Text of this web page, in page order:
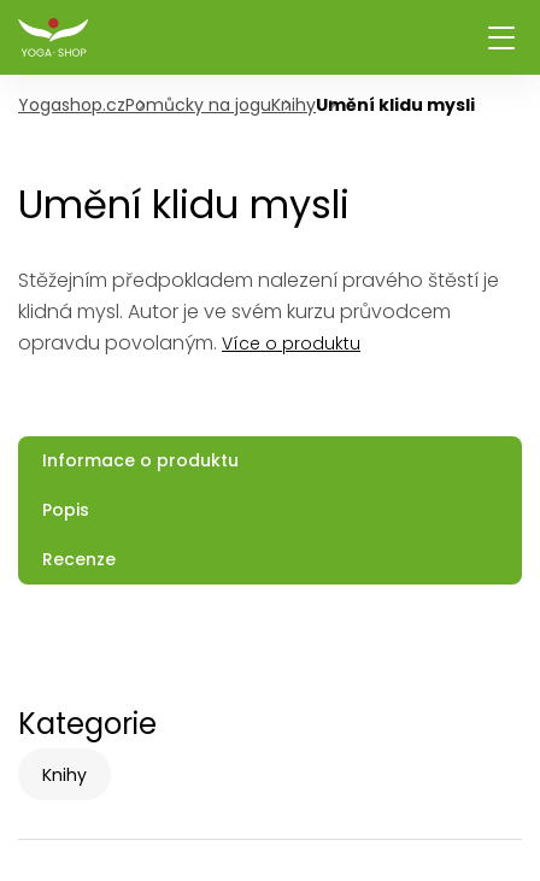
Yogashop.czPomůcky na joguKnihyUmění klidu mysli
Umění klidu mysli
Stěžejním předpokladem nalezení pravého štěstí je
klidná mysl. Autor je ve svém kurzu průvodcem
opravdu povolaným. Více o produktu
Informace o produktu
Popis
Recenze
Kategorie
Knihy